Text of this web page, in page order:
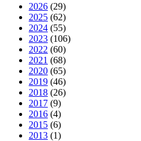
2026 (29)
2025 (62)
2024 (55)
2023 (106)
2022 (60)
2021 (68)
2020 (65)
2019 (46)
2018 (26)
2017 (9)
2016 (4)
2015 (6)
2013 (1)